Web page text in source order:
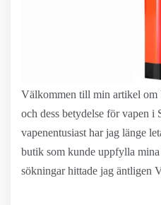
Välkommen till min artikel om
och dess betydelse för vapen i
vapenentusiast har jag länge
butik som kunde uppfylla
sökningar hittade jag äntligen